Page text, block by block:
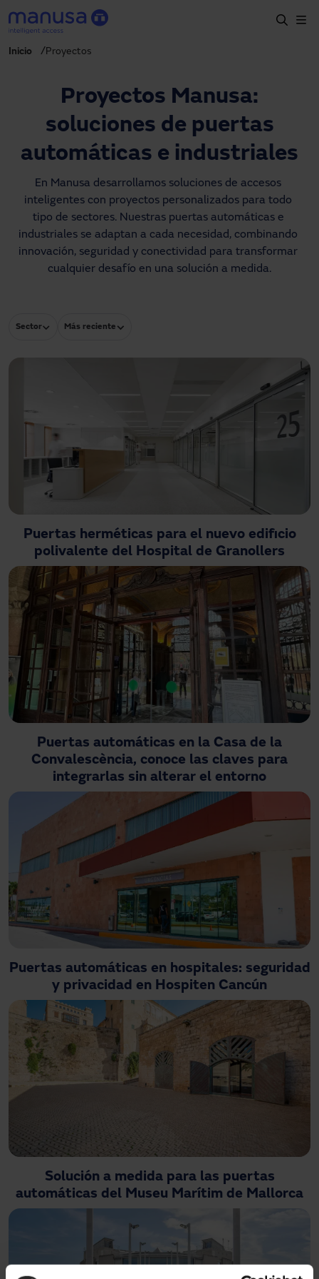
Pasar al contenido principal
Productos y sectores
Servicios
Prescripción
Proyectos
Blog
Sobre nosotros
Inicio Proyectos
Proyectos Manusa:
soluciones de puertas
automáticas e industriales
En Manusa desarrollamos soluciones de accesos
inteligentes con proyectos personalizados para todo
tipo de sectores. Nuestras puertas automáticas e
industriales se adaptan a cada necesidad, combinando
innovación, seguridad y conectividad para transformar
cualquier desafío en una solución a medida.
Sector Más reciente
Puertas herméticas para el nuevo edificio
polivalente del Hospital de Granollers
Puertas automáticas en la Casa de la
Convalescència, conoce las claves para
integrarlas sin alterar el entorno
Puertas automáticas en hospitales: seguridad
y privacidad en Hospiten Cancún
Solución a medida para las puertas
automáticas del Museu Marítim de Mallorca